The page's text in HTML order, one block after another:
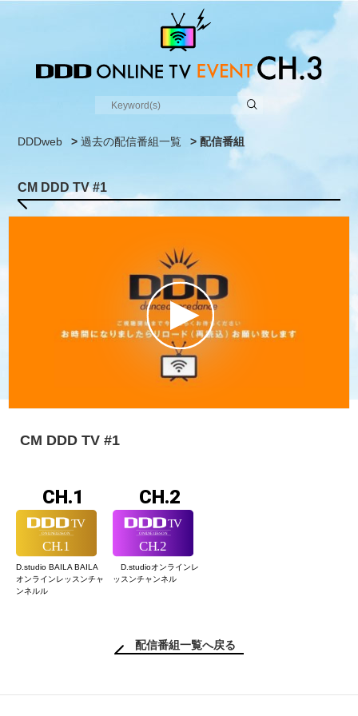
DDDweb >過去の配信番組一覧 > 配信番組
CM DDD TV #1
CM DDD TV #1
CH.1
D.studio BAILA BAILA
オンラインレッスンチャ
ンネルル
CH.2
D.studioオンラインレ
ッスンチャンネル
配信番組一覧へ戻る